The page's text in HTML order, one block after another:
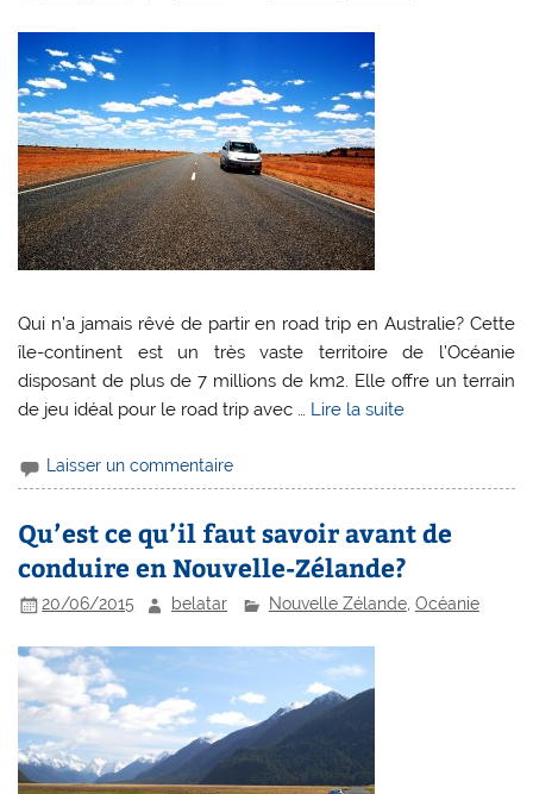
Qui n’a jamais rêvé de partir en road trip en Australie? Cette
île-continent est un très vaste territoire de l’Océanie
disposant de plus de 7 millions de km2. Elle offre un terrain
de jeu idéal pour le road trip avec … Lire la suite
Laisser un commentaire
Qu’est ce qu’il faut savoir avant de
conduire en Nouvelle-Zélande?
20/06/2015 belatar Nouvelle Zélande, Océanie